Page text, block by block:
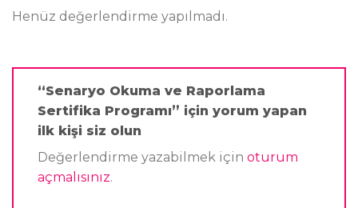
Henüz değerlendirme yapılmadı.
“Senaryo Okuma ve Raporlama
Sertifika Programı” için yorum yapan
ilk kişi siz olun
Değerlendirme yazabilmek için oturum
açmalısınız.